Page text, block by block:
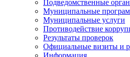
Подведомственные
Муниципальные
Муниципальные услуги
Противодействие
Результаты проверок
Официальные визиты и
Информация